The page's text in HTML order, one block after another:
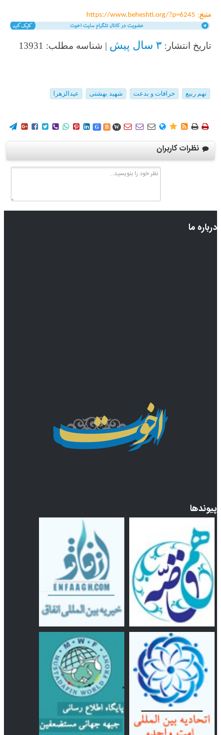
منبع: https://www.beheshti.org/?p=6245
تاریخ انتشار: ۳ سال پیش | شناسه مطلب: 13931
نهم ربیع خرافات و بدعت شهید بهشتی عیدالزهرا
        G B W        
نظرات کاربران
درباره ما
پیوندها